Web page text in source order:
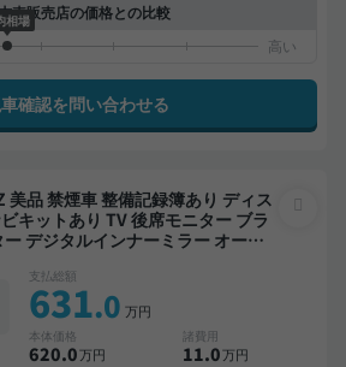
車販売店の価格との比較
相場
確認を問い合わせる
キットあり TV 後席モニター ブラ
デジタルインナーミラー オート
メラ ドライブレコーダー 衝突軽減
7人乗り
支払総額
631.0 万円
本体価格
620.0万円
諸費用
11.0万円